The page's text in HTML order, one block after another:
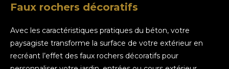
Faux rochers décoratifs
Avec les caractéristiques pratiques du béton, votre
paysagiste transforme la surface de votre extérieur en
recréant l’effet des faux rochers décoratifs pour